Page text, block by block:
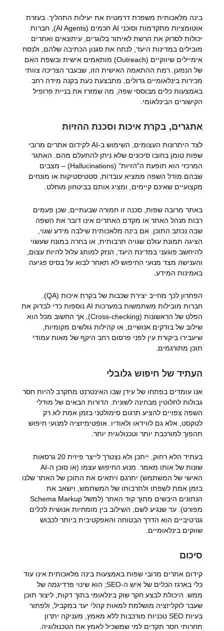
בינה מלאכותית משפרת דרמטית את יעילות התהליך. בעזרת
אוטומציות מתקדמות וסוכני AI חכמים (AI Agents), חברות
יכולות לסרוק את הרשת לאיתור בלוגרים, עיתונאים ואתרים
מובילים במדינות היעד, לנתח את סגנון הכתיבה שלהם, ולנסח
אימיילים שיווקיים (Outreach) מותאמים אישית ובשפת האם
של הנמען. רמת ההתאמה האישית הזו, שבעבר הצריכה צוותי
מכירות בינלאומיים גדולים, מתבצעת כעת בקנה מידה רחב
באמצעות כלים מבוססי שפה, מה שמזרז את בניית פרופיל
הקישורים הבינלאומי.
אתגרים, בקרת איכות וסכנת ההזיות
לצד היתרונות העצומים, השימוש ב-AI לקידום אתרים מרובי
שפות טומן בחובו סיכונים שלא ניתן להתעלם מהם. האתגר
המרכזי הוא תופעת ה"הזיות" (Hallucinations) – מצבים
שבהם מודל השפה ממציא עובדות, סטטיסטיקות או מונחים
מקצועיים שאינם קיימים, ומציג אותם בביטחון מוחלט.
באתר מרובה שפות, סכנה זו חמורה שבעתיים, שכן פעמים
רבות מנהל האתר או מקדם האתרים אינו דובר את השפה
שבה נכתב התוכן. אם בינה מלאכותית שילבה מידע שגוי,
הציגה תמונת עולם שגויה תרבותית, או בחרה במונח שעשוי
להיחשב פוגעני במדינת היעד, הנזק למותג עלול להיות עצום,
והענישה מצד מנועי החיפוש לא תאחר לבוא על בסיס פגיעה
באמינות המידע.
הפתרון לכך מחייב יצירת שכבות של בקרת איכות (QA).
חברות מובילות משתמשות במערכות AI נוספות כדי לבדוק את
הפלט של הראשונות (Cross-checking), אך החשוב מכל הוא
שילוב של בודקים אנושיים, או קהילות גולשים מקומיות,
שיעבירו ביקורת עין לפני פרסום רחב היקף של מאות עמודי
תוכן מתורגמים.
העתיד של חיפוש גלובלי
אנו עומדים בפתחו של עידן שבו האינטרנט מתקרב להיות חסר
גבולות לחלוטין מבחינה לשונית. הדורות הבאים של מודלי
השפה צפויים להציע תרגום סימולטני בזמן אמת לא רק
לטקסט, אלא גם לווידאו ולאודיו. אופטימיזציה למנועי חיפוש
תהפוך למורכבת יותר וטכנולוגית יותר.
בעתיד הלא רחוק, ייתכן ולא נצטרך לייצר פיזית 20 גרסאות
שונות של אותו מאמר. מנוע החיפוש עצמו (או סוכן ה-AI
האישי של המשתמש) יתרגם ויתאים את התוכן של האתר שלנו
בזמן אמת לשפתו ולתרבותו של המשתמש, וישאב את
הנתונים היבשים מתוך קוד האתר (למשל Schema Markup
מפורט). עד שנגיע לשם, השילוב בין מומחיות אנושית לכלים
גנרטיביים הוא הדרך הבטוחה והאפקטיבית ביותר לכבוש
שווקים בינלאומיים.
סיכום
קידום אתרים מרובי שפות באמצעות בינה מלאכותית אינו עוד
כלי בארגז הכלים של איש ה-SEO; הוא שינוי פרדיגמה של
ממש. היכולת לבצע חקר שוק בינלאומי בתוך דקות, ליצור תוכן
שעבר לוקליזציה מושלמת למאות קהלי יעד במקביל, ולפתור
בעיות SEO טכניות מורכבות ללא מאמץ, מעניקה יתרון
תחרותי חסר תקדים למי שמשכיל לאמץ את הטכנולוגיה.